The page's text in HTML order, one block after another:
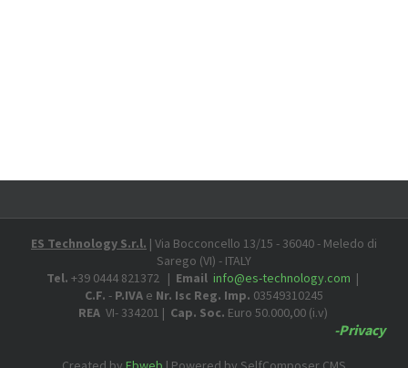
ES Technology S.r.l. | Via Bocconcello 13/15 - 36040 - Meledo di
Sarego (VI) - ITALY
Tel. +39 0444 821372 | Email info@es-technology.com |
C.F. - P.IVA e Nr. Isc Reg. Imp. 03549310245
REAVI- 334201 | Cap. Soc. Euro 50.000,00 (i.v)
-Privacy